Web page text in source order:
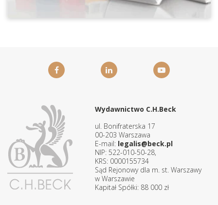
Wydawnictwo C.H.Beck
ul. Bonifraterska 17
00-203 Warszawa
E-mail: legalis@beck.pl
NIP: 522-010-50-28,
KRS: 0000155734
Sąd Rejonowy dla m. st. Warszawy
w Warszawie
Kapitał Spółki: 88 000 zł